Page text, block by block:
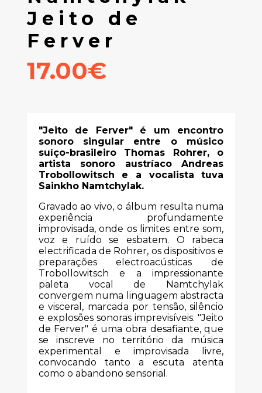
Jeito de
Ferver
17.00€
"Jeito de Ferver" é um encontro
sonoro singular entre o músico
suíço-brasileiro Thomas Rohrer, o
artista sonoro austríaco Andreas
Trobollowitsch e a vocalista tuva
Sainkho Namtchylak.
Gravado ao vivo, o álbum resulta numa
experiência profundamente
improvisada, onde os limites entre som,
voz e ruído se esbatem. O rabeca
electrificada de Rohrer, os dispositivos e
preparações electroacústicas de
Trobollowitsch e a impressionante
paleta vocal de Namtchylak
convergem numa linguagem abstracta
e visceral, marcada por tensão, silêncio
e explosões sonoras imprevisíveis. "Jeito
de Ferver" é uma obra desafiante, que
se inscreve no território da música
experimental e improvisada livre,
convocando tanto a escuta atenta
como o abandono sensorial.